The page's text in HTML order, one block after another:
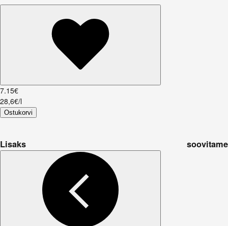
7.15€
28,6€/l
Ostukorvi
Lisaks soovitame